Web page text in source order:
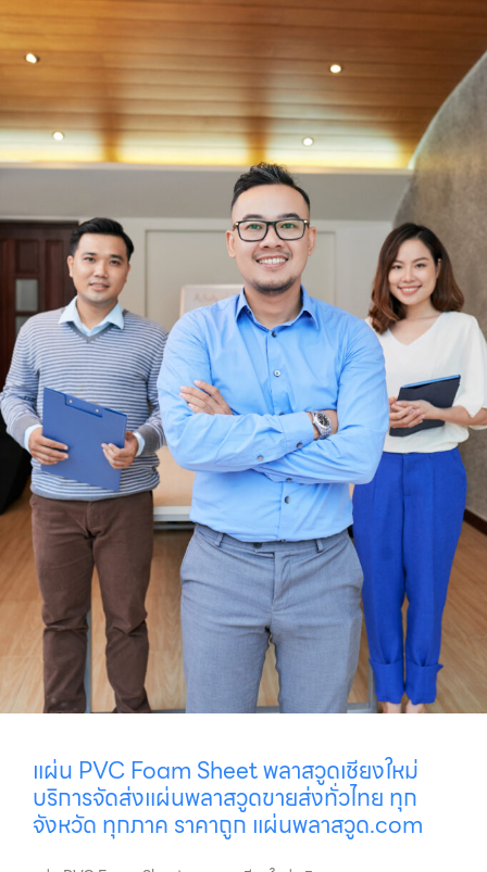
แผ่น PVC Foam Sheet พลาสวูดเชียงใหม่
บริการจัดส่งแผ่นพลาสวูดขายส่งทั่วไทย ทุก
จังหวัด ทุกภาค ราคาถูก แผ่นพลาสวูด.com